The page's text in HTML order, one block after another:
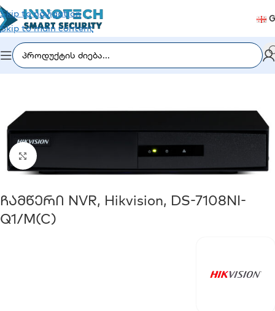
Skip to navigation
Skip to main content
/ჩამწერი მოწყობილობა (DVR/NVR)
Click to enlarge
Ჩამწერი NVR, Hikvision, DS-7108NI-
Q1/M(C)